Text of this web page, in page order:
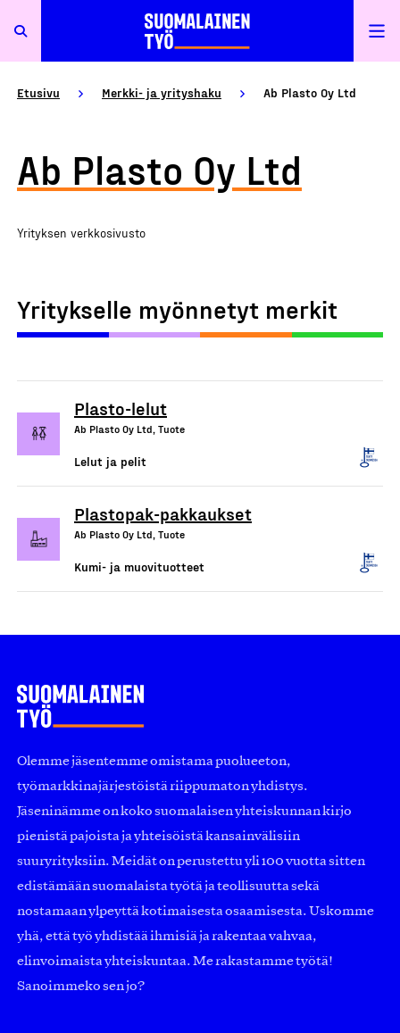
Etusivu Merkki- ja yrityshaku Ab Plasto Oy Ltd
Ab Plasto Oy Ltd
Yrityksen verkkosivusto
Yritykselle myönnetyt merkit
Plasto-lelut
Ab Plasto Oy Ltd, Tuote
Lelut ja pelit
Plastopak-pakkaukset
Ab Plasto Oy Ltd, Tuote
Kumi- ja muovituotteet
Olemme jäsentemme omistama puolueeton,
työmarkkinajärjestöistä riippumaton yhdistys.
Jäseninämme on koko suomalaisen yhteiskunnan kirjo
pienistä pajoista ja yhteisöistä kansainvälisiin
suuryrityksiin. Meidät on perustettu yli 100 vuotta sitten
edistämään suomalaista työtä ja teollisuutta sekä
nostamaan ylpeyttä kotimaisesta osaamisesta. Uskomme
yhä, että työ yhdistää ihmisiä ja rakentaa vahvaa,
elinvoimaista yhteiskuntaa. Me rakastamme työtä!
Sanoimmeko sen jo?